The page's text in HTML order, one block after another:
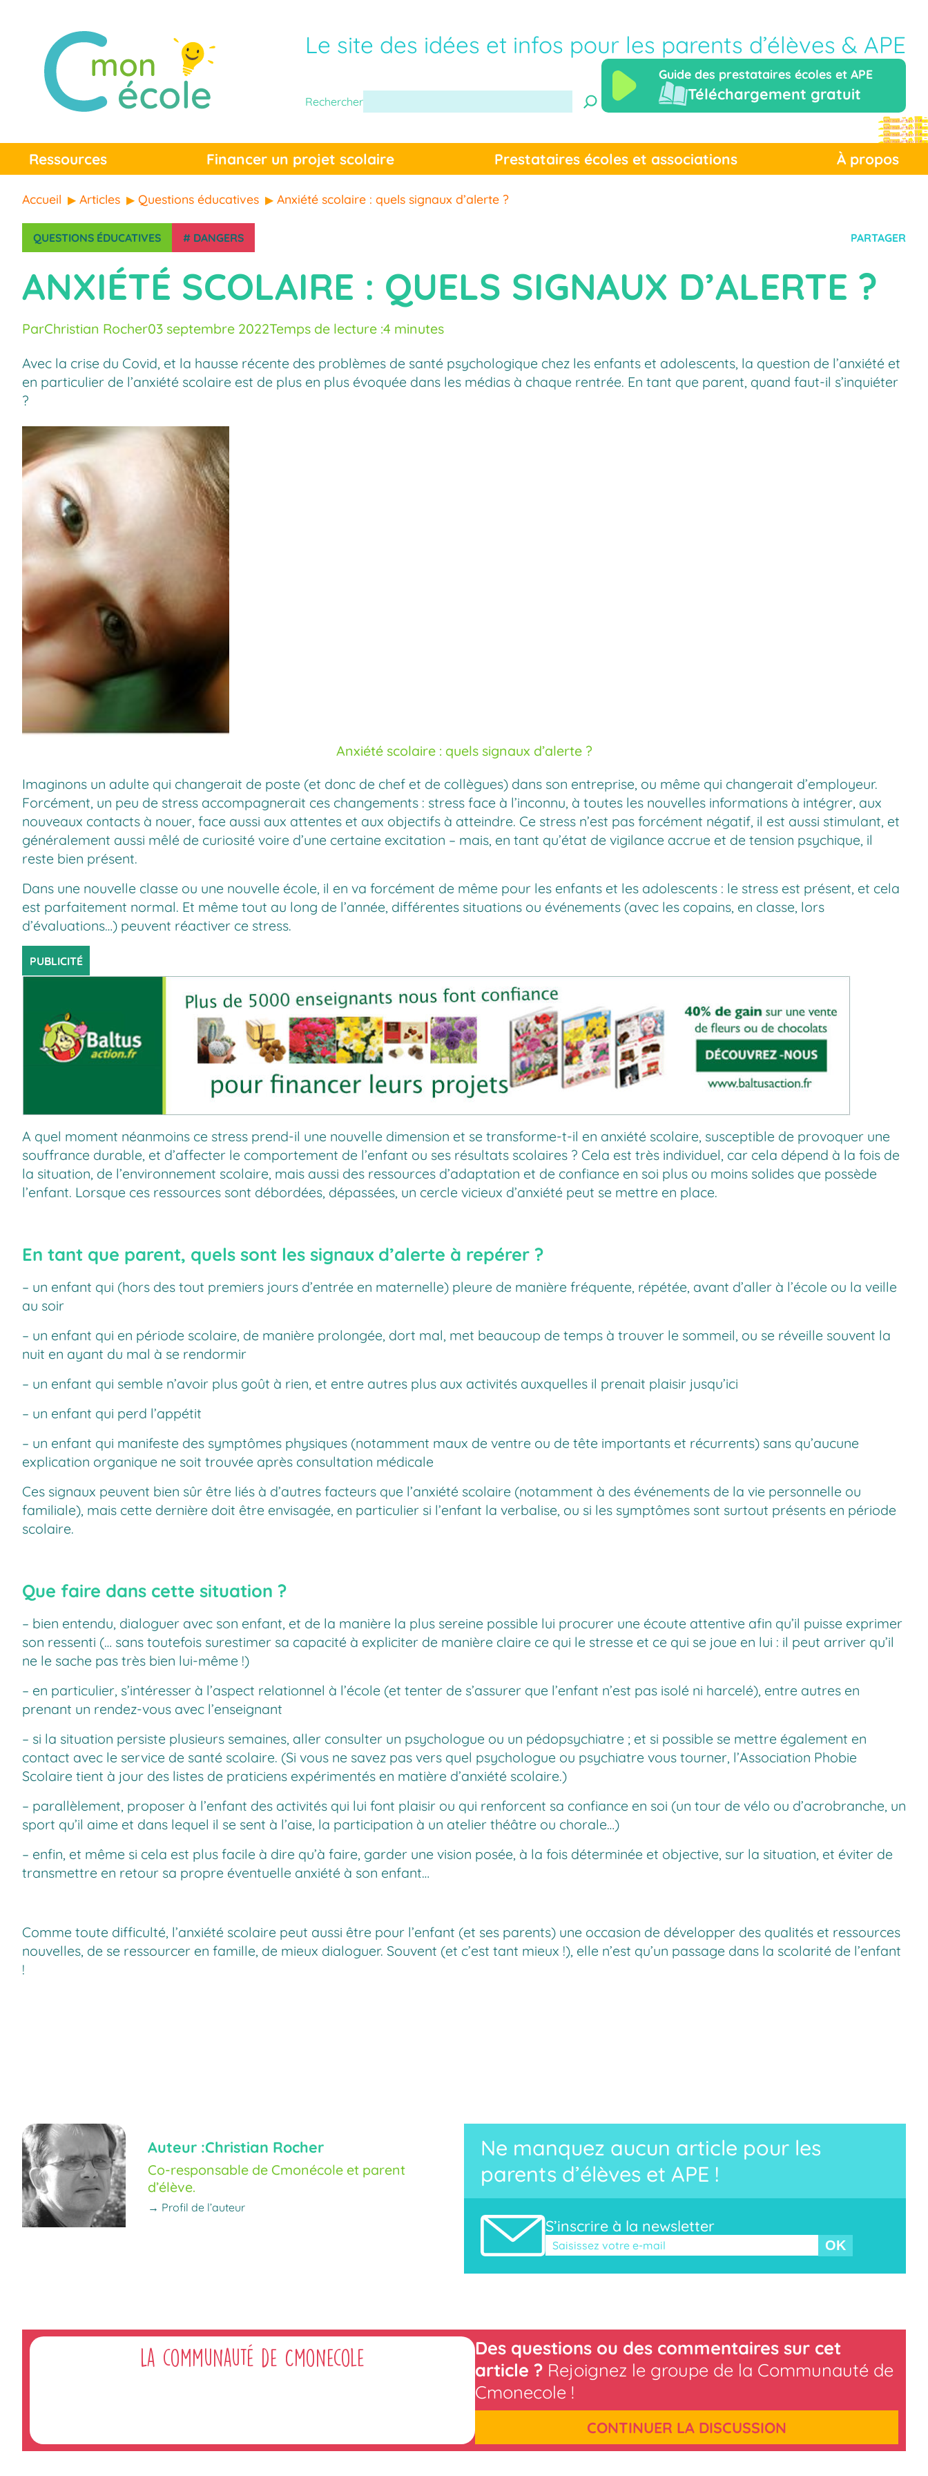
Le site des idées et infos pour les parents d’élèves & APE
Rechercher
Guide des prestataires écoles et APE
Téléchargement gratuit
Ressources Financer un projet scolaire Prestataires écoles et associations À propos
Accueil Articles Questions éducatives Anxiété scolaire : quels signaux d’alerte ?
QUESTIONS ÉDUCATIVES # DANGERS PARTAGER
ANXIÉTÉ SCOLAIRE : QUELS SIGNAUX D’ALERTE ?
ParChristian Rocher03 septembre 2022Temps de lecture :4 minutes
Avec la crise du Covid, et la hausse récente des problèmes de santé psychologique chez les enfants et adolescents, la question de l’anxiété et
en particulier de l’anxiété scolaire est de plus en plus évoquée dans les médias à chaque rentrée. En tant que parent, quand faut-il s’inquiéter
?
Anxiété scolaire : quels signaux d’alerte ?
Imaginons un adulte qui changerait de poste (et donc de chef et de collègues) dans son entreprise, ou même qui changerait d’employeur.
Forcément, un peu de stress accompagnerait ces changements : stress face à l’inconnu, à toutes les nouvelles informations à intégrer, aux
nouveaux contacts à nouer, face aussi aux attentes et aux objectifs à atteindre. Ce stress n’est pas forcément négatif, il est aussi stimulant, et
généralement aussi mêlé de curiosité voire d’une certaine excitation – mais, en tant qu’état de vigilance accrue et de tension psychique, il
reste bien présent.
Dans une nouvelle classe ou une nouvelle école, il en va forcément de même pour les enfants et les adolescents : le stress est présent, et cela
est parfaitement normal. Et même tout au long de l’année, différentes situations ou événements (avec les copains, en classe, lors
d’évaluations…) peuvent réactiver ce stress.
PUBLICITÉ
A quel moment néanmoins ce stress prend-il une nouvelle dimension et se transforme-t-il en anxiété scolaire, susceptible de provoquer une
souffrance durable, et d’affecter le comportement de l’enfant ou ses résultats scolaires ? Cela est très individuel, car cela dépend à la fois de
la situation, de l’environnement scolaire, mais aussi des ressources d’adaptation et de confiance en soi plus ou moins solides que possède
l’enfant. Lorsque ces ressources sont débordées, dépassées, un cercle vicieux d’anxiété peut se mettre en place.
En tant que parent, quels sont les signaux d’alerte à repérer ?
– un enfant qui (hors des tout premiers jours d’entrée en maternelle) pleure de manière fréquente, répétée, avant d’aller à l’école ou la veille
au soir
– un enfant qui en période scolaire, de manière prolongée, dort mal, met beaucoup de temps à trouver le sommeil, ou se réveille souvent la
nuit en ayant du mal à se rendormir
– un enfant qui semble n’avoir plus goût à rien, et entre autres plus aux activités auxquelles il prenait plaisir jusqu’ici
– un enfant qui perd l’appétit
– un enfant qui manifeste des symptômes physiques (notamment maux de ventre ou de tête importants et récurrents) sans qu’aucune
explication organique ne soit trouvée après consultation médicale
Ces signaux peuvent bien sûr être liés à d’autres facteurs que l’anxiété scolaire (notamment à des événements de la vie personnelle ou
familiale), mais cette dernière doit être envisagée, en particulier si l’enfant la verbalise, ou si les symptômes sont surtout présents en période
scolaire.
Que faire dans cette situation ?
– bien entendu, dialoguer avec son enfant, et de la manière la plus sereine possible lui procurer une écoute attentive afin qu’il puisse exprimer
son ressenti (… sans toutefois surestimer sa capacité à expliciter de manière claire ce qui le stresse et ce qui se joue en lui : il peut arriver qu’il
ne le sache pas très bien lui-même !)
– en particulier, s’intéresser à l’aspect relationnel à l’école (et tenter de s’assurer que l’enfant n’est pas isolé ni harcelé), entre autres en
prenant un rendez-vous avec l’enseignant
– si la situation persiste plusieurs semaines, aller consulter un psychologue ou un pédopsychiatre ; et si possible se mettre également en
contact avec le service de santé scolaire. (Si vous ne savez pas vers quel psychologue ou psychiatre vous tourner, l’Association Phobie
Scolaire tient à jour des listes de praticiens expérimentés en matière d’anxiété scolaire.)
– parallèlement, proposer à l’enfant des activités qui lui font plaisir ou qui renforcent sa confiance en soi (un tour de vélo ou d’acrobranche, un
sport qu’il aime et dans lequel il se sent à l’aise, la participation à un atelier théâtre ou chorale…)
– enfin, et même si cela est plus facile à dire qu’à faire, garder une vision posée, à la fois déterminée et objective, sur la situation, et éviter de
transmettre en retour sa propre éventuelle anxiété à son enfant…
Comme toute difficulté, l’anxiété scolaire peut aussi être pour l’enfant (et ses parents) une occasion de développer des qualités et ressources
nouvelles, de se ressourcer en famille, de mieux dialoguer. Souvent (et c’est tant mieux !), elle n’est qu’un passage dans la scolarité de l’enfant
!
Auteur :Christian Rocher
Co-responsable de Cmonécole et parent
d’élève.
→ Profil de l’auteur
Ne manquez aucun article pour les
parents d’élèves et APE !
S’inscrire à la newsletter
La communauté de Cmonecole
Des questions ou des commentaires sur cet
article ? Rejoignez le groupe de la Communauté de
Cmonecole !
CONTINUER LA DISCUSSION